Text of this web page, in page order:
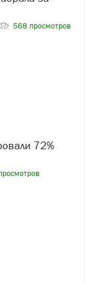
568 просмотров